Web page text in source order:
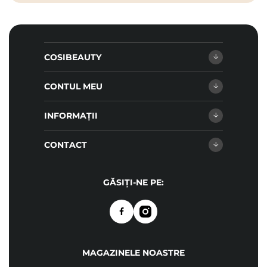
COSIBEAUTY
CONTUL MEU
INFORMAȚII
CONTACT
GĂSIȚI-NE PE:
MAGAZINELE NOASTRE